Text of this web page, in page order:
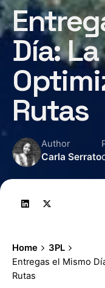
Día:
Rutas
Author
Carla Serrato
Home
3PL
Entregas el Mismo
Rutas